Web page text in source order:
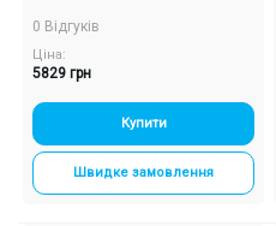
0 Відгуків
Ціна:
5829 грн
Купити
Швидке замовлення